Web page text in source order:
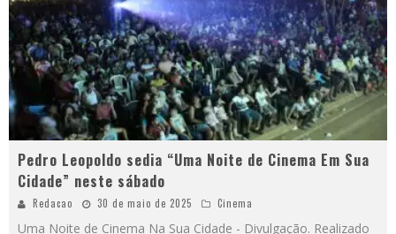
Pedro Leopoldo sedia “Uma Noite de Cinema Em Sua
Cidade” neste sábado
Redacao 30 de maio de 2025 Cinema
Uma Noite de Cinema Na Sua Cidade - Divulgação. Realizado